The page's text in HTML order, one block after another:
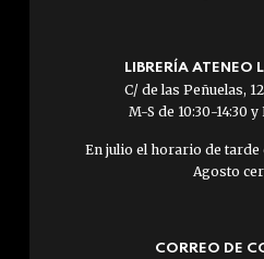
LIBRERÍA ATENEO
C/ de las Peñuelas,
M-S de 10:30-14:30 y
En julio el horario de tarde
Agosto
CORREO DE